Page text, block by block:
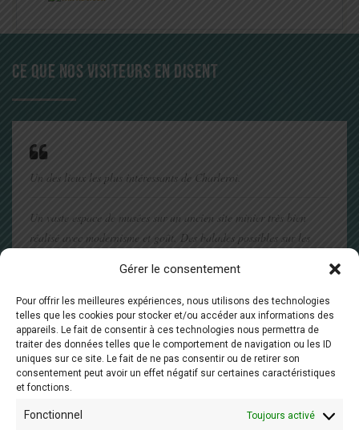
Gérer le consentement
Pour offrir les meilleures expériences, nous utilisons des technologies
telles que les cookies pour stocker et/ou accéder aux informations des
appareils. Le fait de consentir à ces technologies nous permettra de
traiter des données telles que le comportement de navigation ou les ID
uniques sur ce site. Le fait de ne pas consentir ou de retirer son
consentement peut avoir un effet négatif sur certaines caractéristiques
et fonctions.
Fonctionnel Toujours activé
CE QUE NOS VISITEURS EN DISENT
Un des lieux les plus intéressants de Charleroi.
Un vaste espace de musées sur un ancien site minier très bien
réalisé avec modernisme et goût. Des balades possibles sur les
Tardy T